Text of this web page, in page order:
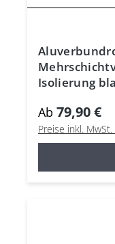
Isolierung
Ab 79,90 €
Preise inkl.